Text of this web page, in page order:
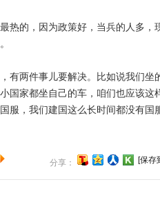
的，因为政策好，当兵的人多，
两件事儿要解决。比如说我们坐
国家都坐自己的车，咱们也应该这
服，我们建国这么长时间都没有国
分享： [保存